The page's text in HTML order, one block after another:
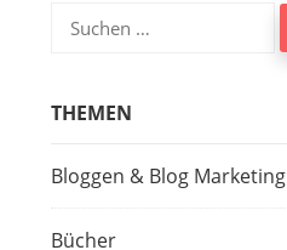
Suchen
nach:
THEMEN
Bloggen & Blog Marketing
Bücher